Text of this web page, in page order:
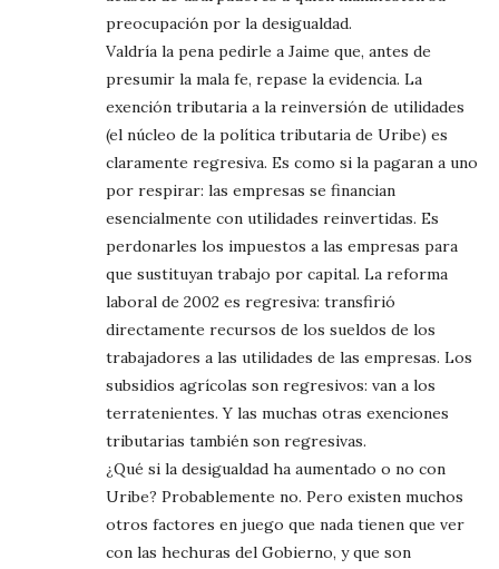
preocupación por la desigualdad.
Valdría la pena pedirle a Jaime que, antes de
presumir la mala fe, repase la evidencia. La
exención tributaria a la reinversión de utilidades
(el núcleo de la política tributaria de Uribe) es
claramente regresiva. Es como si la pagaran a uno
por respirar: las empresas se financian
esencialmente con utilidades reinvertidas. Es
perdonarles los impuestos a las empresas para
que sustituyan trabajo por capital. La reforma
laboral de 2002 es regresiva: transfirió
directamente recursos de los sueldos de los
trabajadores a las utilidades de las empresas. Los
subsidios agrícolas son regresivos: van a los
terratenientes. Y las muchas otras exenciones
tributarias también son regresivas.
¿Qué si la desigualdad ha aumentado o no con
Uribe? Probablemente no. Pero existen muchos
otros factores en juego que nada tienen que ver
con las hechuras del Gobierno, y que son